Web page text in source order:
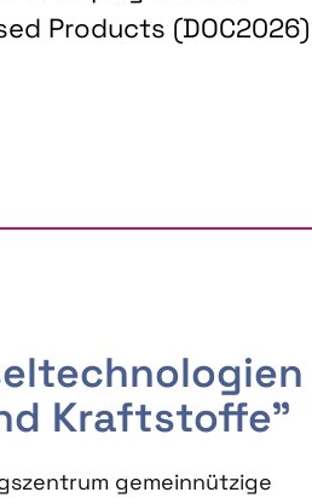
Products (DOC2026)
BIOBASED PRODUCTS
Kraftstoffe"
gemeinnützige